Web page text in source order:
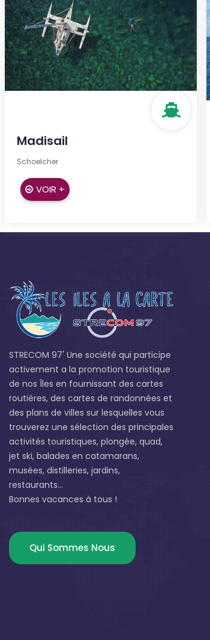
Madisail
Schoelcher
VOIR +
STRECOM 97' Une société qui participe
activement a la promotion touristique
de nos Îles en fournissant des cartes
routières, des cartes de randonnées et
des plans de villes sur lesquelles vous
trouverez une sélection des principales
activités touristiques, plongée, quad,
jet ski, balades en catamarans,
musées, distilleries, jardins,
restaurants...
Bonnes vacances à tous !
Qui Sommes Nous